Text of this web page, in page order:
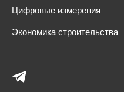
Цифровые измерения
Экономика строительства